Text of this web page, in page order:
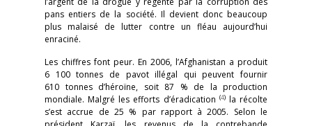
pans entiers de la société. Il devient donc beaucoup
plus malaisé de lutter contre un fléau aujourd’hui
enraciné.
Les chiffres font peur. En 2006, l’Afghanistan a produit
6 100 tonnes de pavot illégal qui peuvent fournir
610 tonnes d’héroïne, soit 87 % de la production
mondiale. Malgré les efforts d’éradication (4)la récolte
s’est accrue de 25 % par rapport à 2005. Selon le